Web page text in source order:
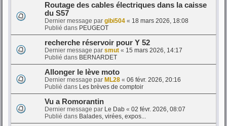
Routage des cables électriques dans la caisse
du S57
Dernier message par gibi504 « 18 mars 2026, 18:08
Publié dans PEUGEOT
recherche réservoir pour Y 52
Dernier message par smut « 15 mars 2026, 14:17
Publié dans BERNARDET
Allonger le lève moto
Dernier message par ML28 « 06 févr. 2026, 20:16
Publié dans Les brèves de comptoir
Vu a Romorantin
Dernier message par Le Dab « 02 févr. 2026, 08:07
Publié dans Balades, virées, expos...